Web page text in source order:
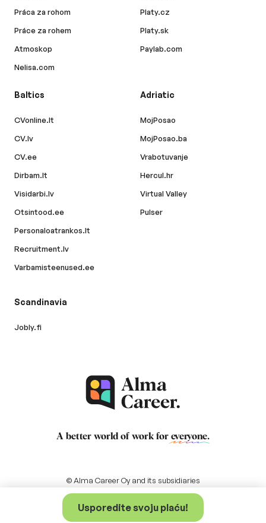
Usporedite svoju plaću!
Práca za rohom
Práce za rohem
Atmoskop
Nelisa.com
Platy.cz
Platy.sk
Paylab.com
Baltics
CVonline.lt
CV.lv
CV.ee
Dirbam.lt
Visidarbi.lv
Otsintood.ee
Personaloatrankos.lt
Recruitment.lv
Varbamisteenused.ee
Adriatic
MojPosao
MojPosao.ba
Vrabotuvanje
Hercul.hr
Virtual Valley
Pulser
Scandinavia
Jobly.fi
A better world of work for everyone.
© Alma Career Oy and its subsidiaries